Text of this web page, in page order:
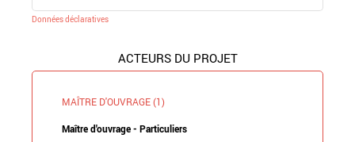
Données déclaratives
ACTEURS DU PROJET
MAÎTRE D'OUVRAGE (1)
Maître d'ouvrage - Particuliers